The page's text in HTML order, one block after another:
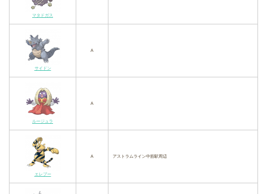
マタドガス
サイドン
A
ルージュラ
A
エレブー
A アストラムライン中筋駅周辺